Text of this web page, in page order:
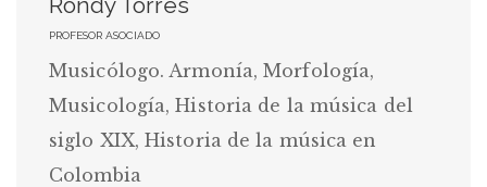
PROFESOR ASOCIADO
Musicólogo. Armonía, Morfología,
Musicología, Historia de la música del
siglo XIX, Historia de la música en
Colombia